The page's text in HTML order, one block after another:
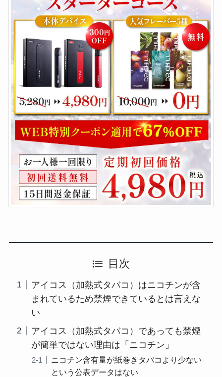
目次
アイコス（加熱式タバコ）はニコチンが含
まれているため禁煙できているとは言えな
い
アイコス（加熱式タバコ）であっても禁煙
が簡単ではない理由は「ニコチン」
ニコチン含有量が紙巻きタバコより少ない
という公表データはない